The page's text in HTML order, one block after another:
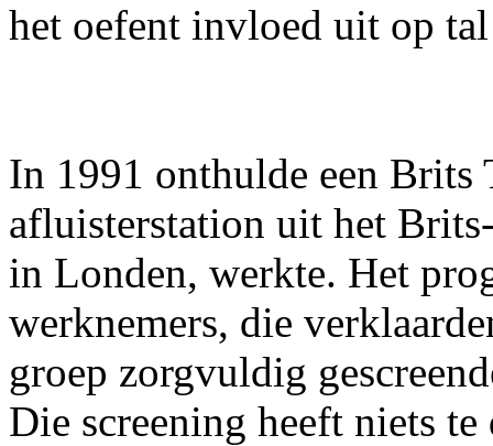
het oefent invloed uit op
In 1991 onthulde een Brits
afluisterstation uit het
in Londen, werkte. Het
werknemers, die
groep zorgvuldig
Die screening heeft niets